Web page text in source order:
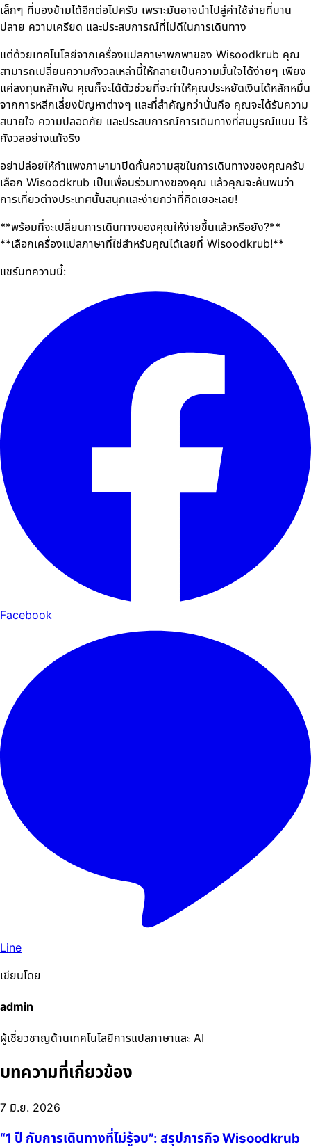
เล็กๆ ที่มองข้ามได้อีกต่อไปครับ เพราะมันอาจนำไปสู่ค่าใช้จ่ายที่บาน
ปลาย ความเครียด และประสบการณ์ที่ไม่ดีในการเดินทาง
แต่ด้วยเทคโนโลยีจากเครื่องแปลภาษาพกพาของ Wisoodkrub คุณ
สามารถเปลี่ยนความกังวลเหล่านี้ให้กลายเป็นความมั่นใจได้ง่ายๆ เพียง
แค่ลงทุนหลักพัน คุณก็จะได้ตัวช่วยที่จะทำให้คุณประหยัดเงินได้หลักหมื่น
จากการหลีกเลี่ยงปัญหาต่างๆ และที่สำคัญกว่านั้นคือ คุณจะได้รับความ
สบายใจ ความปลอดภัย และประสบการณ์การเดินทางที่สมบูรณ์แบบ ไร้
กังวลอย่างแท้จริง
อย่าปล่อยให้กำแพงภาษามาปิดกั้นความสุขในการเดินทางของคุณครับ
เลือก Wisoodkrub เป็นเพื่อนร่วมทางของคุณ แล้วคุณจะค้นพบว่า
การเที่ยวต่างประเทศนั้นสนุกและง่ายกว่าที่คิดเยอะเลย!
**พร้อมที่จะเปลี่ยนการเดินทางของคุณให้ง่ายขึ้นแล้วหรือยัง?**
**เลือกเครื่องแปลภาษาที่ใช่สำหรับคุณได้เลยที่ Wisoodkrub!**
แชร์บทความนี้:
Facebook
Line
เขียนโดย
admin
ผู้เชี่ยวชาญด้านเทคโนโลยีการแปลภาษาและ AI
บทความที่เกี่ยวข้อง
7 มิ.ย. 2026
“1 ปี กับการเดินทางที่ไม่รู้จบ”: สรุปภารกิจ Wisoodkrub